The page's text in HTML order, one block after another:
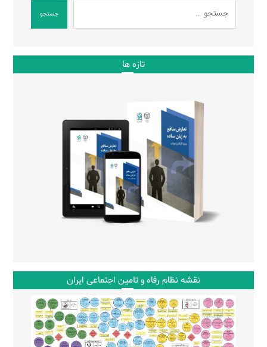
جستجو
تازه ها
نقشه نظام رفاه و تامین اجتماعی ایران